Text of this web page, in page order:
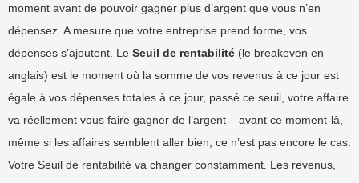
moment avant de pouvoir gagner plus d’argent que vous n’en
dépensez. A mesure que votre entreprise prend forme, vos
dépenses s’ajoutent. Le Seuil de rentabilité (le breakeven en
anglais) est le moment où la somme de vos revenus à ce jour est
égale à vos dépenses totales à ce jour, passé ce seuil, votre affaire
va réellement vous faire gagner de l’argent – avant ce moment-là,
même si les affaires semblent aller bien, ce n’est pas encore le cas.
Votre Seuil de rentabilité va changer constamment. Les revenus,